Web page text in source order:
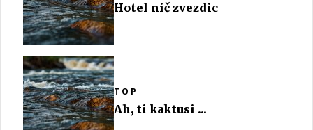
Hotel nič zvezdic
TOP
Ah, ti kaktusi ...